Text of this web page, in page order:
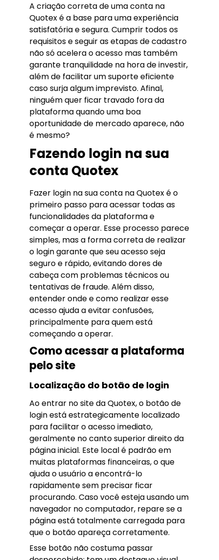
A criação correta de uma conta na
Quotex é a base para uma experiência
satisfatória e segura. Cumprir todos os
requisitos e seguir as etapas de cadastro
não só acelera o acesso mas também
garante tranquilidade na hora de investir,
além de facilitar um suporte eficiente
caso surja algum imprevisto. Afinal,
ninguém quer ficar travado fora da
plataforma quando uma boa
oportunidade de mercado aparece, não
é mesmo?
Fazendo login na sua
conta Quotex
Fazer login na sua conta na Quotex é o
primeiro passo para acessar todas as
funcionalidades da plataforma e
começar a operar. Esse processo parece
simples, mas a forma correta de realizar
o login garante que seu acesso seja
seguro e rápido, evitando dores de
cabeça com problemas técnicos ou
tentativas de fraude. Além disso,
entender onde e como realizar esse
acesso ajuda a evitar confusões,
principalmente para quem está
começando a operar.
Como acessar a plataforma
pelo site
Localização do botão de login
Ao entrar no site da Quotex, o botão de
login está estrategicamente localizado
para facilitar o acesso imediato,
geralmente no canto superior direito da
página inicial. Este local é padrão em
muitas plataformas financeiras, o que
ajuda o usuário a encontrá-lo
rapidamente sem precisar ficar
procurando. Caso você esteja usando um
navegador no computador, repare se a
página está totalmente carregada para
que o botão apareça corretamente.
Esse botão não costuma passar